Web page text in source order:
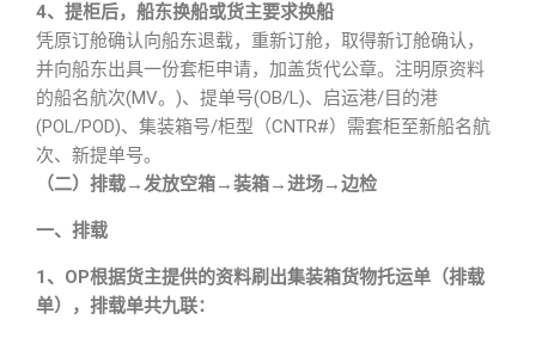
4、提柜后，船东换船或货主要求换船
凭原订舱确认向船东退载，重新订舱，取得新订舱确认，
并向船东出具一份套柜申请，加盖货代公章。注明原资料
的船名航次(MV。)、提单号(OB/L)、启运港/目的港
(POL/POD)、集装箱号/柜型（CNTR#）需套柜至新船名航
次、新提单号。
（二）排载→发放空箱→装箱→进场→边检
一、排载
1、OP根据货主提供的资料刷出集装箱货物托运单（排载
单），排载单共九联：